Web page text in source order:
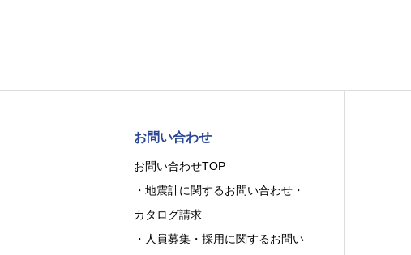
お問い合わせ
お問い合わせTOP
・地震計に関するお問い合わせ・
カタログ請求
・人員募集・採用に関するお問い